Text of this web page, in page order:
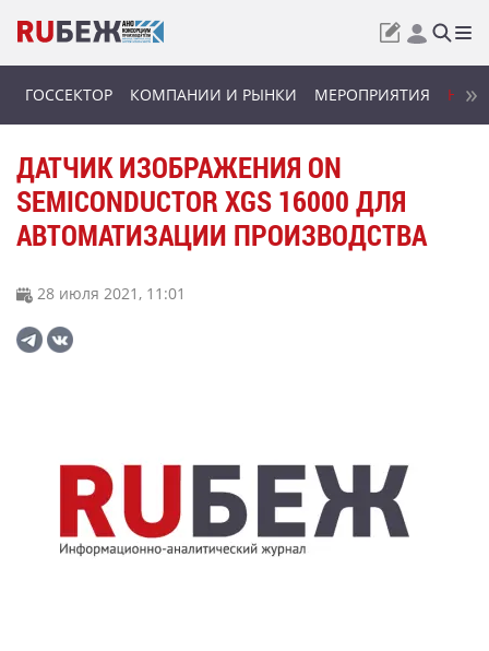
ГОССЕКТОР КОМПАНИИ И РЫНКИ МЕРОПРИЯТИЯ
ДАТЧИК ИЗОБРАЖЕНИЯ ON
SEMICONDUCTOR XGS 16000 ДЛЯ
АВТОМАТИЗАЦИИ ПРОИЗВОДСТВА
28 июля 2021, 11:01